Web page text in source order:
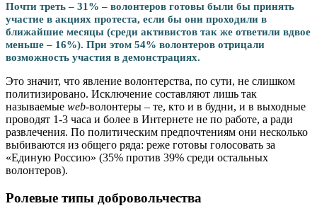
Почти треть – 31% – волонтеров готовы были бы принять
участие в акциях протеста, если бы они проходили в
ближайшие месяцы (среди активистов так же ответили вдвое
меньше – 16%). При этом 54% волонтеров отрицали
возможность участия в демонстрациях.
Это значит, что явление волонтерства, по сути, не слишком
политизировано. Исключение составляют лишь так
называемые web-волонтеры – те, кто и в будни, и в выходные
проводят 1-3 часа и более в Интернете не по работе, а ради
развлечения. По политическим предпочтениям они несколько
выбиваются из общего ряда: реже готовы голосовать за
«Единую Россию» (35% против 39% среди остальных
волонтеров).
Ролевые типы добровольчества